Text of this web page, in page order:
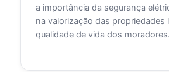
a importância da segurança
na valorização das propriedades
qualidade de vida dos moradores.